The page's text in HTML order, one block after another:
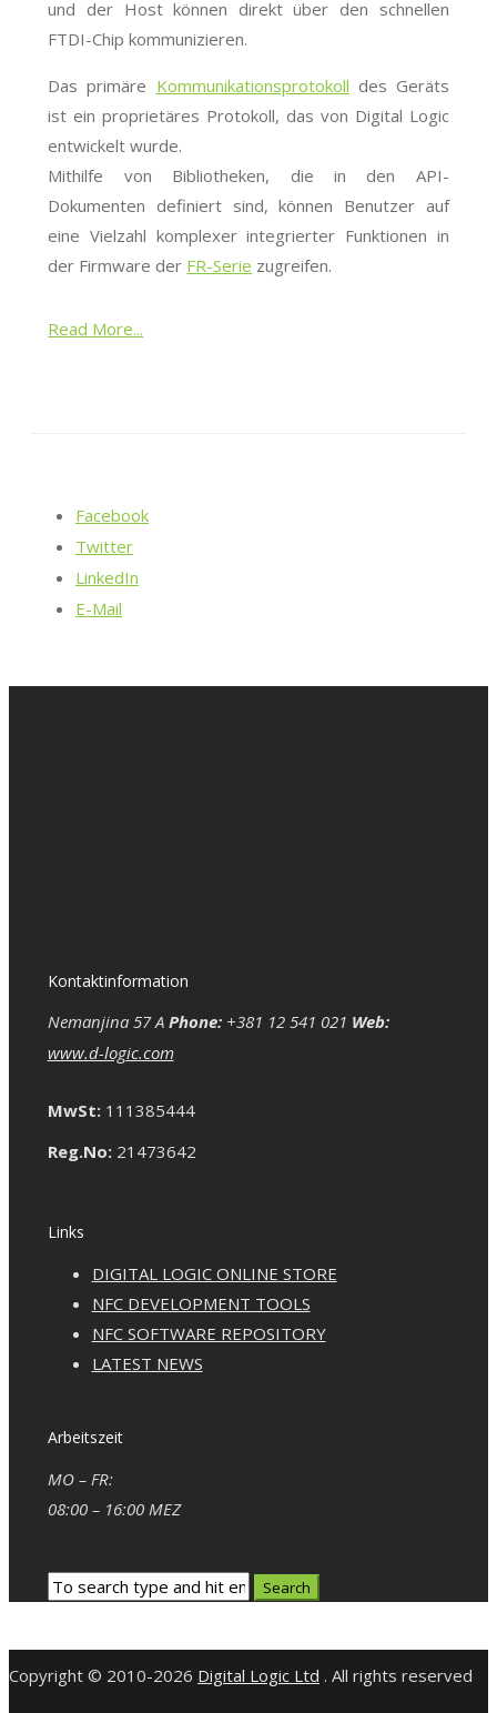
und der Host können direkt über den schnellen
FTDI-Chip kommunizieren.
Das primäre Kommunikationsprotokoll des Geräts
ist ein proprietäres Protokoll, das von Digital Logic
entwickelt wurde.
Mithilfe von Bibliotheken, die in den API-
Dokumenten definiert sind, können Benutzer auf
eine Vielzahl komplexer integrierter Funktionen in
der Firmware der FR-Serie zugreifen.
Read More...
Facebook
Twitter
LinkedIn
E-Mail
Kontaktinformation
Nemanjina 57 A Phone:+381 12 541 021 Web:
www.d-logic.com
MwSt:111385444
Reg.No:21473642
Links
DIGITAL LOGIC ONLINE STORE
NFC DEVELOPMENT TOOLS
NFC SOFTWARE REPOSITORY
LATEST NEWS
Arbeitszeit
MO – FR:
08:00 – 16:00 MEZ
Copyright © 2010-2026 Digital Logic Ltd . All rights reserved